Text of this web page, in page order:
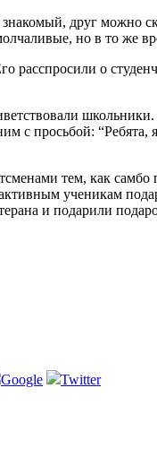
друг можно
но в то же
расспросили о
с просьбой:
тем, как самбо
ученикам
и подарили
Google Twitter